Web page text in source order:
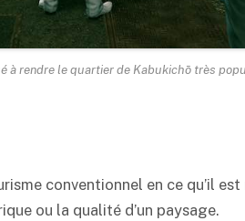
à rendre le quartier de Kabukichō très
conventionnel en ce qu’il
ou la qualité d’un paysage.